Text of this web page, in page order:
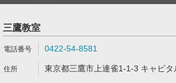
三鷹教室
0422-54-8581
東京都三鷹市上連雀1-1-3 キャピタ